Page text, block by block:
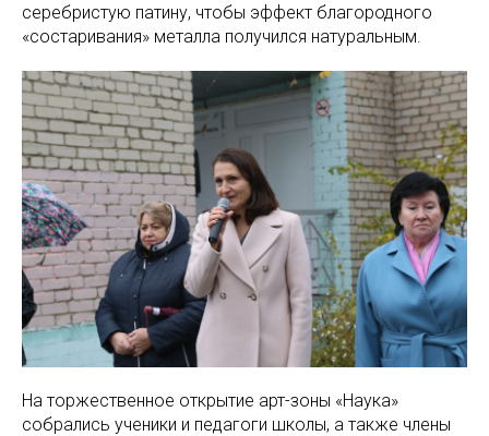
серебристую патину, чтобы эффект благородного
«состаривания» металла получился натуральным.
На торжественное открытие арт-зоны «Наука»
собрались ученики и педагоги школы, а также члены